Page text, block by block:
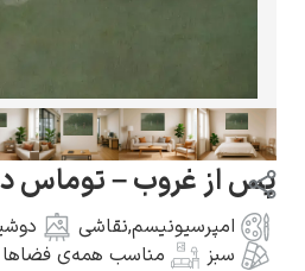
گوستاو کلیمت
– توماس دیوینگ
,نقاشی دوشیزگان,منظره
مناسب همه‌ی فضاها
افقی